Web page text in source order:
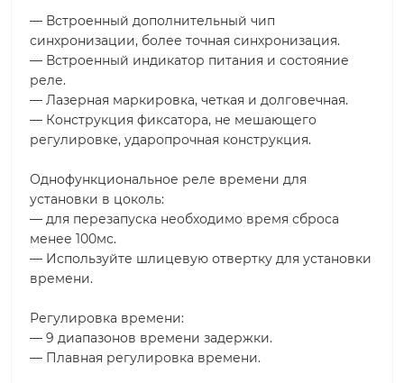
— Встроенный дополнительный чип
синхронизации, более точная синхронизация.
— Встроенный индикатор питания и состояние
реле.
— Лазерная маркировка, четкая и долговечная.
— Конструкция фиксатора, не мешающего
регулировке, ударопрочная конструкция.
Однофункциональное реле времени для
установки в цоколь:
— для перезапуска необходимо время сброса
менее 100мс.
— Используйте шлицевую отвертку для установки
времени.
Регулировка времени:
— 9 диапазонов времени задержки.
— Плавная регулировка времени.